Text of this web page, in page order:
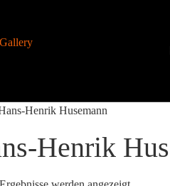
Henrik Husemann
Henrik